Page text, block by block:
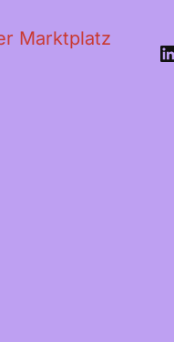
Marktplatz